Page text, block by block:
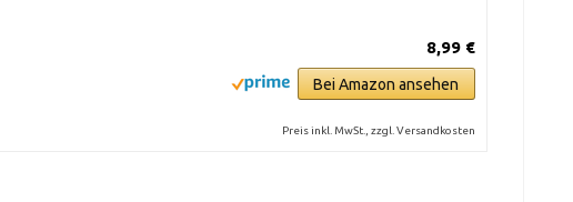
8,99 €
Bei Amazon ansehen
Preis inkl. MwSt., zzgl. Versandkosten